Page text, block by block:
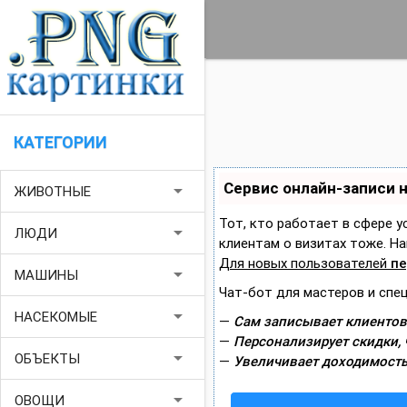
КАТЕГОРИИ
ЖИВОТНЫЕ arrow_drop_down
ЛЮДИ arrow_drop_down
МАШИНЫ arrow_drop_down
НАСЕКОМЫЕ arrow_drop_down
ОБЪЕКТЫ arrow_drop_down
ОВОЩИ arrow_drop_down
Сервис онлайн-записи
Тот, кто работает в сфере
клиентам о визитах тоже.
Для новых пользователей
Чат-бот для мастеров и
— Сам записывает
— Персонализирует
— Увеличивает